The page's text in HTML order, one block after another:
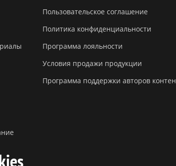
Пользовательское соглашение
Политика конфиденциальности
Программа лояльности
Условия продажи продукции
Программа поддержки авторов